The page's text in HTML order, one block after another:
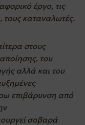
έργο, τις
τους καταναλωτές.
στους
του
αλλά και του
επιβάρυνση από
σοβαρά